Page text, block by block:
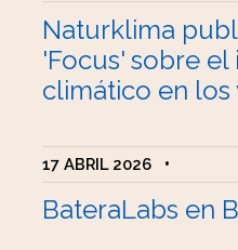
Naturklima
'Focus' sobre
climático en los
17 ABRIL 2026 •
BateraLabs en